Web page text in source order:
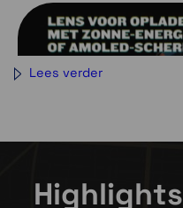
Lees verder
Highlights